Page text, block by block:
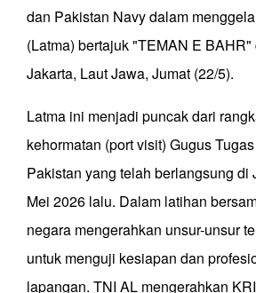
dan Pakistan Navy dalam
(Latma) bertajuk "TEMAN E BAHR"
Jakarta, Laut Jawa, Jumat (22/5).
​Latma ini menjadi puncak dari
kehormatan (port visit) Gugus
Pakistan yang telah berlangsung di
Mei 2026 lalu. Dalam latihan
negara mengerahkan unsur-unsur
untuk menguji kesiapan dan
lapangan. ​TNI AL mengerahkan